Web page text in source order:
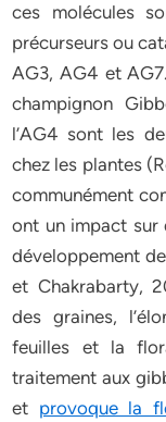
ces molécules
précurseurs ou
AG3, AG4 et
champignon
l’AG4 sont les
chez les plantes
communément
ont un impact sur
développement
et Chakrabarty,
des graines,
feuilles et la
traitement aux
et provoque la